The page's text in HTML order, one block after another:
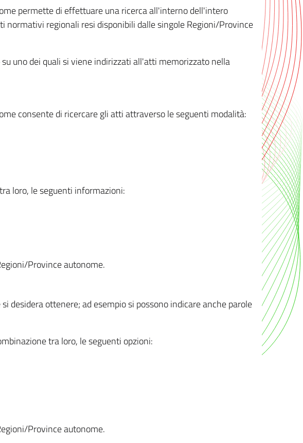
permette di effettuare una ricerca all'interno dell'intero
regionali resi disponibili dalle singole Regioni/Province
uno dei quali si viene indirizzati all'atti memorizzato nella
consente di ricercare gli atti attraverso le seguenti modalità:
loro, le seguenti informazioni:
Province autonome.
desidera ottenere; ad esempio si possono indicare anche parole
tra loro, le seguenti opzioni:
Province autonome.